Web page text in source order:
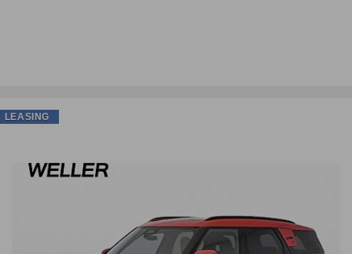
LEASING